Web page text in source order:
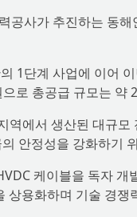
공사가 추진하는 동
1단계 사업에 이어
로 총공급 규모는 약
역에서 생산된 대규
안정성을 강화하기
케이블을 독자
상용화하며 기술 경쟁